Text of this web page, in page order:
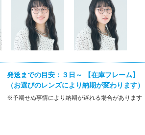
発送までの目安：３日～ 【在庫フレーム】
（お選びのレンズにより納期が変わります）
※予期せぬ事情により納期が遅れる場合があります